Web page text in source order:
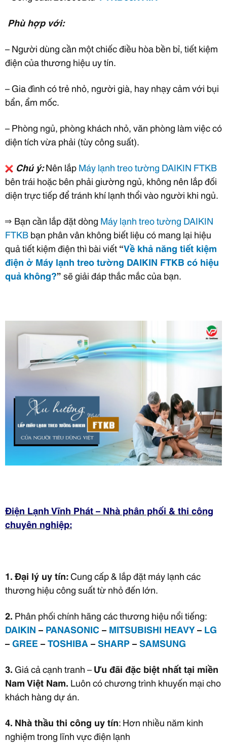
Phù hợp với:
– Người dùng cần một chiếc điều hòa bền bỉ, tiết kiệm
điện của thương hiệu uy tín.
– Gia đình có trẻ nhỏ, người già, hay nhạy cảm với bụi
bẩn, ẩm mốc.
– Phòng ngủ, phòng khách nhỏ, văn phòng làm việc có
diện tích vừa phải (tùy công suất).
Chú ý:Nên lắpMáy lạnh treo tường DAIKIN FTKB
bên trái hoặc bên phải giường ngủ, không nên lắp đối
diện trực tiếp để tránh khí lạnh thổi vào người khi ngủ.
⇒ Bạn cần lắp đặt dòng Máy lạnh treo tường DAIKIN
FTKBbạn phân vân không biết liệu có mang lại hiệu
quả tiết kiệm điện thì bài viết“Về khả năng tiết kiệm
điện ở Máy lạnh treo tường DAIKIN FTKB có hiệu
quả không?”sẽ giải đáp thắc mắc của bạn.
Điện Lạnh Vĩnh Phát – Nhà phân phối & thi công
chuyên nghiệp:
1. Đại lý uy tín:Cung cấp & lắp đặt máy lạnh các
thương hiệu công suất từ nhỏ đến lớn.
2. Phân phối chính hãng các thương hiệu nổi tiếng:
DAIKIN – PANASONIC– MITSUBISHI HEAVY– LG
–GREE–TOSHIBA –SHARP–SAMSUNG
3.Giá cả cạnh tranh –Ưu đãi đặc biệt nhất tại miền
Nam Việt Nam. Luôn có chương trình khuyến mại cho
khách hàng dự án.
4. Nhà thầu thi công uy tín: Hơn nhiều năm kinh
nghiệm trong lĩnh vực điện lạnh